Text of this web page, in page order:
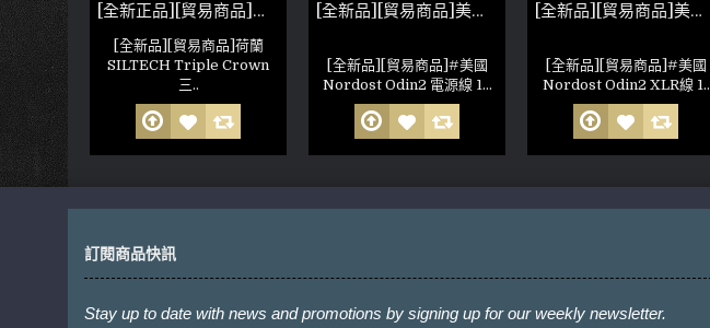
[全新正品][貿易商品]荷蘭Siltech/銀彩25週年G7 550i 信號線 RCA XLR 訊號線 全新正品 1.5m長
]#荷蘭
年G7
[全新正品][貿易商品]荷蘭SILTECH Triple Crown 三皇冠 單晶純銀喇叭線
[全新品][貿易商品]荷蘭
SILTECH Triple Crown
三..
[全新品][貿易商品]美國 Nordost Odin2 電源線
[全新品][貿易商品]#美國
Nordost Odin2 電源線 1...
[全新品][貿易商品]美國 Nordost Odin2 XLR線
[全新品][貿易商品]#美國
Nordost Odin2 XLR線 1..
訂閱商品快訊
Stay up to date with news and promotions by signing up for our weekly newsletter.